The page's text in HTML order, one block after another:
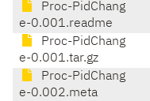
Proc-PidChang
e-0.001.readme
Proc-PidChang
e-0.001.tar.gz
Proc-PidChang
e-0.002.meta